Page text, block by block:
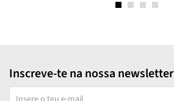
Inscreve-te na nossa newsletter